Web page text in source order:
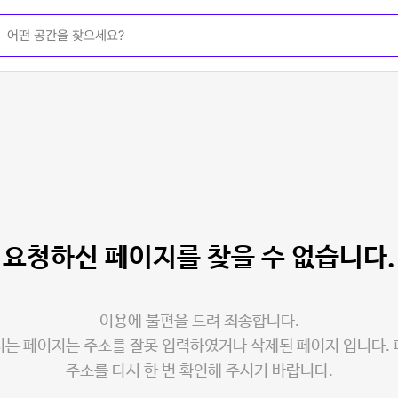
요청하신 페이지를 찾을 수 없습니다.
이용에 불편을 드려 죄송합니다.
는 페이지는 주소를 잘못 입력하였거나 삭제된 페이지 입니다.
주소를 다시 한 번 확인해 주시기 바랍니다.